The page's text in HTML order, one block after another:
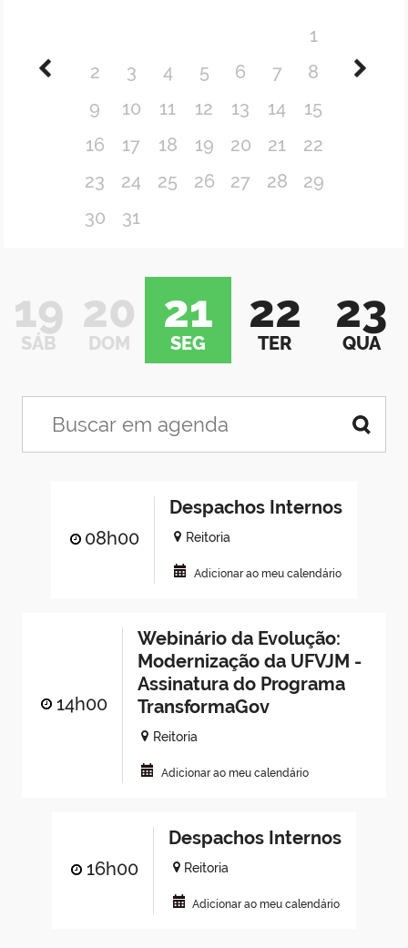
1
2
3 4 5 6 7
8
9
10 11 12 13 14
15
16
17 18 19 20 21
22
23
24 25 26 27 28
29
30
31
19
SÁB
20
DOM
21
SEG
22
TER
23
QUA
08h00
Despachos Internos
Reitoria
Adicionar ao meu calendário
14h00
Webinário da Evolução:
Modernização da UFVJM -
Assinatura do Programa
TransformaGov
Reitoria
Adicionar ao meu calendário
16h00
Despachos Internos
Reitoria
Adicionar ao meu calendário